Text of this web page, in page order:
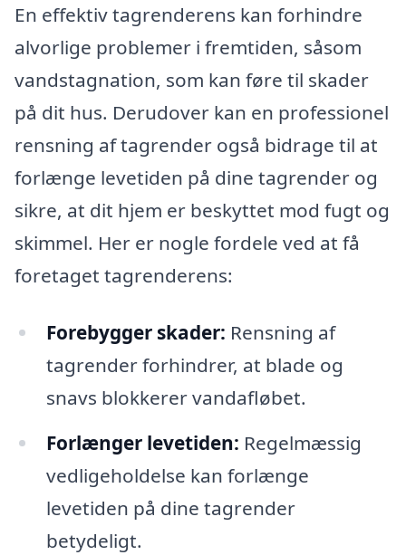
En effektiv tagrenderens kan forhindre
alvorlige problemer i fremtiden, såsom
vandstagnation, som kan føre til skader
på dit hus. Derudover kan en professionel
rensning af tagrender også bidrage til at
forlænge levetiden på dine tagrender og
sikre, at dit hjem er beskyttet mod fugt og
skimmel. Her er nogle fordele ved at få
foretaget tagrenderens:
Forebygger skader: Rensning af
tagrender forhindrer, at blade og
snavs blokkerer vandafløbet.
Forlænger levetiden: Regelmæssig
vedligeholdelse kan forlænge
levetiden på dine tagrender
betydeligt.